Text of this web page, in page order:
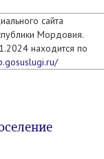
сайта
Мордовия.
находится по